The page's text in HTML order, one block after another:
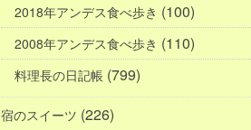
2018年アンデス食べ歩き (100)
2008年アンデス食べ歩き (110)
料理長の日記帳 (799)
宿のスイーツ (226)